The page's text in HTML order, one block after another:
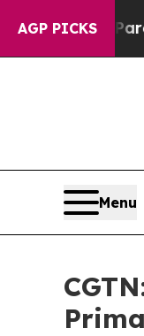
AGP PICKS
Parents
Menu